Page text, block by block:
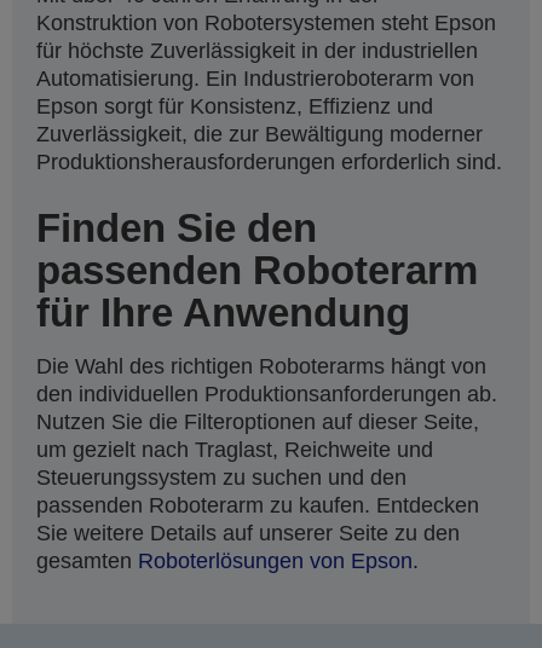
Konstruktion von Robotersystemen steht Epson
für höchste Zuverlässigkeit in der industriellen
Automatisierung. Ein Industrieroboterarm von
Epson sorgt für Konsistenz, Effizienz und
Zuverlässigkeit, die zur Bewältigung moderner
Produktionsherausforderungen erforderlich sind.
Finden Sie den
passenden Roboterarm
für Ihre Anwendung
Die Wahl des richtigen Roboterarms hängt von
den individuellen Produktionsanforderungen ab.
Nutzen Sie die Filteroptionen auf dieser Seite,
um gezielt nach Traglast, Reichweite und
Steuerungssystem zu suchen und den
passenden Roboterarm zu kaufen. Entdecken
Sie weitere Details auf unserer Seite zu den
gesamten Roboterlösungen von Epson.